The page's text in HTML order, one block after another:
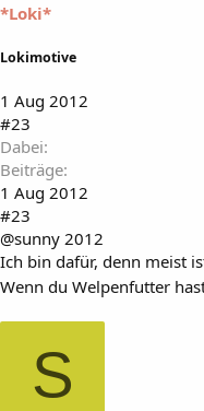
*Loki*
Lokimotive
1 Aug 2012
#23
Dabei
Beiträge
1 Aug 2012
#23
@sunny 2012
Ich bin dafür, denn meist
Wenn du Welpenfutter
S